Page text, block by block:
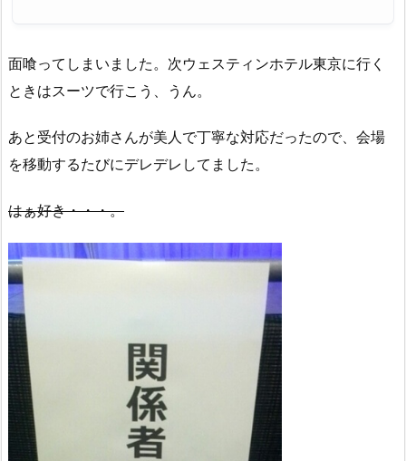
面喰ってしまいました。次ウェスティンホテル東京に行く
ときはスーツで行こう、うん。
あと受付のお姉さんが美人で丁寧な対応だったので、会場
を移動するたびにデレデレしてました。
はぁ好き・・・。